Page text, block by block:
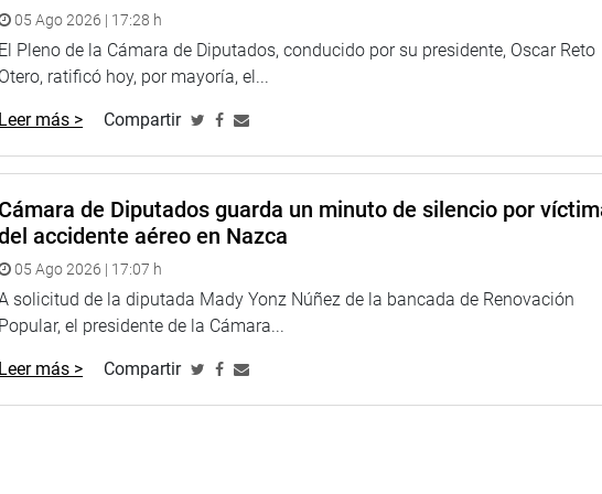
05 Ago 2026 | 17:28 h
El Pleno de la Cámara de Diputados, conducido por su presidente, Oscar Reto
Otero, ratificó hoy, por mayoría, el...
Leer más > Compartir
Cámara de Diputados guarda un minuto de silencio por
accidente aéreo en Nazca
05 Ago 2026 | 17:07 h
solicitud de la diputada Mady Yonz Núñez de la bancada de Renovación
Popular, el presidente de la Cámara...
Leer más > Compartir